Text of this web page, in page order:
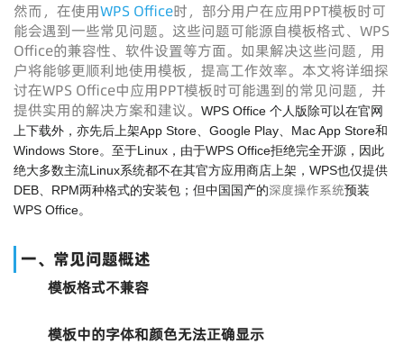
然而，在使用WPS Office时，部分用户在应用PPT模板时可
能会遇到一些常见问题。这些问题可能源自模板格式、WPS
Office的兼容性、软件设置等方面。如果解决这些问题，用
户将能够更顺利地使用模板，提高工作效率。本文将详细探
讨在WPS Office中应用PPT模板时可能遇到的常见问题，并
提供实用的解决方案和建议。
WPS Office 个人版除可以在官网
上下载外，亦先后上架App Store、Google Play、Mac App Store和
Windows Store。至于Linux，由于WPS Office拒绝完全开源，因此
绝大多数主流Linux系统都不在其官方应用商店上架，WPS也仅提供
DEB、RPM两种格式的安装包；但中国国产的深度操作系统预装
WPS Office。
一、常见问题概述
模板格式不兼容
模板中的字体和颜色无法正确显示